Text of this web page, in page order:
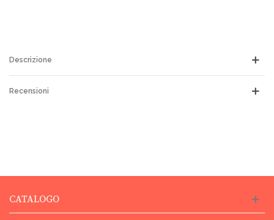
Descrizione
Recensioni
CATALOGO